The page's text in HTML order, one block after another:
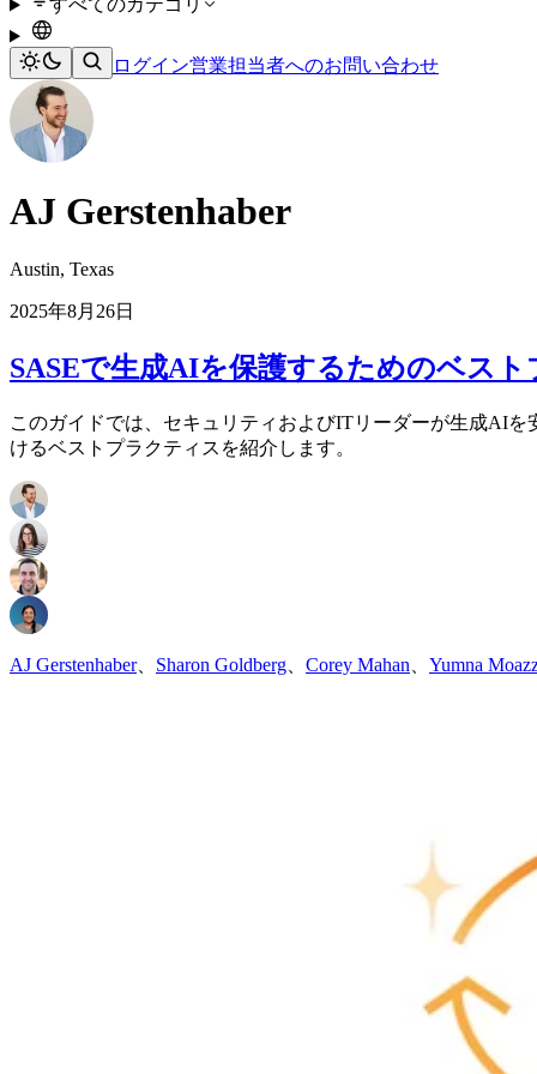
すべてのカテゴリ
ログイン営業担当者へのお問い合わせ
AJ Gerstenhaber
Austin, Texas
2025年8月26日
SASEで生成AIを保護するためのベス
このガイドでは、セキュリティおよびITリーダーが生成AI
けるベストプラクティスを紹介します。
AJ Gerstenhaber、 Sharon Goldberg Corey Mahan Yumna